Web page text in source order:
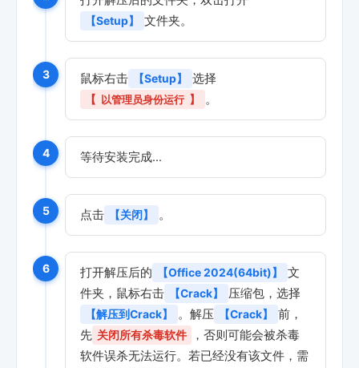
【Setup】 文件夹。
3 鼠标右击 【Setup】 选择
【 以管理员身份运行 】 。
4 等待安装完成…
5 点击 【关闭】 。
6 打开解压后的 【Office 2024(64bit)】
文
件夹，鼠标右击
【Crack】 压缩包，选择
【解压到Crack】 。解压 【Crack】
前，
先 关闭所有杀毒软件
，否则可能会被杀毒
软件误杀无法运行。若已经没有该文件，需